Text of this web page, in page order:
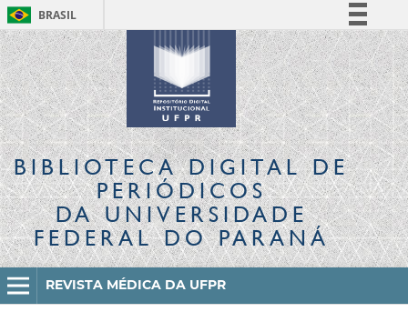
BRASIL
Simplifique!
Comunica BR
Participe
Acesso à informação
Legislação
Canais
BIBLIOTECA DIGITALDE
PERIÓDICOS
DA UNIVERSIDADE
FEDERAL DO PARANÁ
REVISTA MÉDICA DA UFPR